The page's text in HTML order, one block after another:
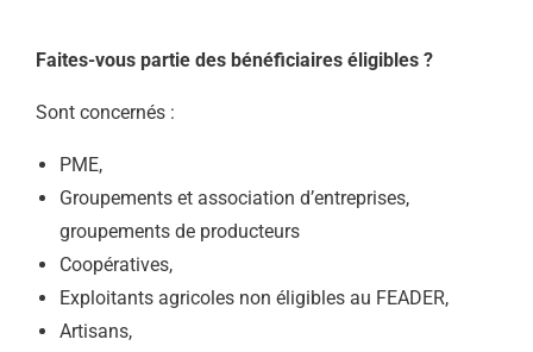
Faites-vous partie des bénéficiaires éligibles ?
Sont concernés :
PME,
Groupements et association d’entreprises,
groupements de producteurs
Coopératives,
Exploitants agricoles non éligibles au FEADER,
Artisans,